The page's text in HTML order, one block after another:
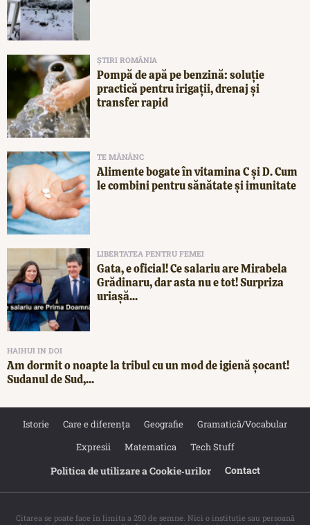
ȘTIRI ROMÂNIA
Pompă de apă pe benzină: soluție
practică pentru irigații, drenaj și
transfer rapid
TE MĂNÂNC
Alimente bogate în vitamina C și D. Cum
le combini pentru sănătate și imunitate
LIBERTATEA PENTRU FEMEI
Gata, e oficial! Ce salariu are Mirabela
Grădinaru, dar asta nu e tot! Surpriza
uriașă...
HAIHUI IN DOI
Am dormit o noapte la tribul cu un mod de igienă șocant!
Sudanul de Sud,...
Istorie Care e diferența Geografie
Gramatică/Vocabular
Expresii
Matematica Tech Stuff
Politica de utilizare a Cookie‐urilor Contact
Citarea se poate face în limita a 250 de semne. Nici o instituţie sau persoană